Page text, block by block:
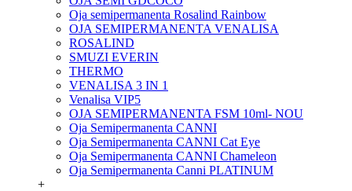
Oja semipermanenta Rosalind Rainbow
OJA SEMIPERMANENTA VENALISA
ROSALIND
SMUZI EVERIN
THERMO
VENALISA 3 IN 1
Venalisa VIP5
OJA SEMIPERMANENTA FSM 10ml- NOU
Oja Semipermanenta CANNI
Oja Semipermanenta CANNI Cat Eye
Oja Semipermanenta CANNI Chameleon
Oja Semipermanenta Canni PLATINUM
+